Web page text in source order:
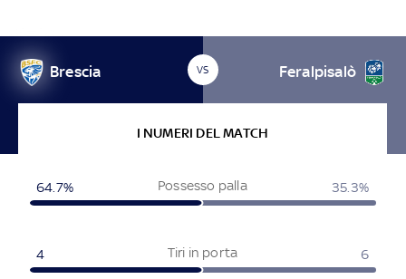
Brescia VS Feralpisalò
I NUMERI DEL MATCH
Possesso palla
64.7% 35.3%
Tiri in porta
4 6